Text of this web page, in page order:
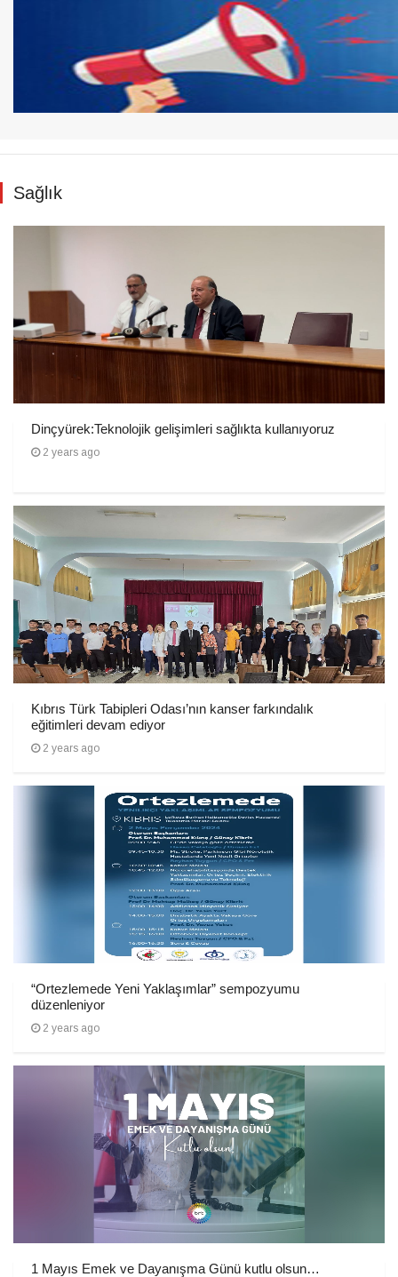
Sağlık
Dinçyürek:Teknolojik gelişimleri sağlıkta kullanıyoruz
2 years ago
Kıbrıs Türk Tabipleri Odası’nın kanser farkındalık
eğitimleri devam ediyor
2 years ago
“Ortezlemede Yeni Yaklaşımlar” sempozyumu
düzenleniyor
2 years ago
1 Mayıs Emek ve Dayanışma Günü kutlu olsun…